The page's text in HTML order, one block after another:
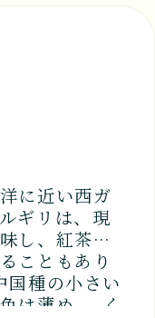
に近い西ガ
ギリは、現
し、紅茶の
こともあり
種の小さい
は薄め。 く